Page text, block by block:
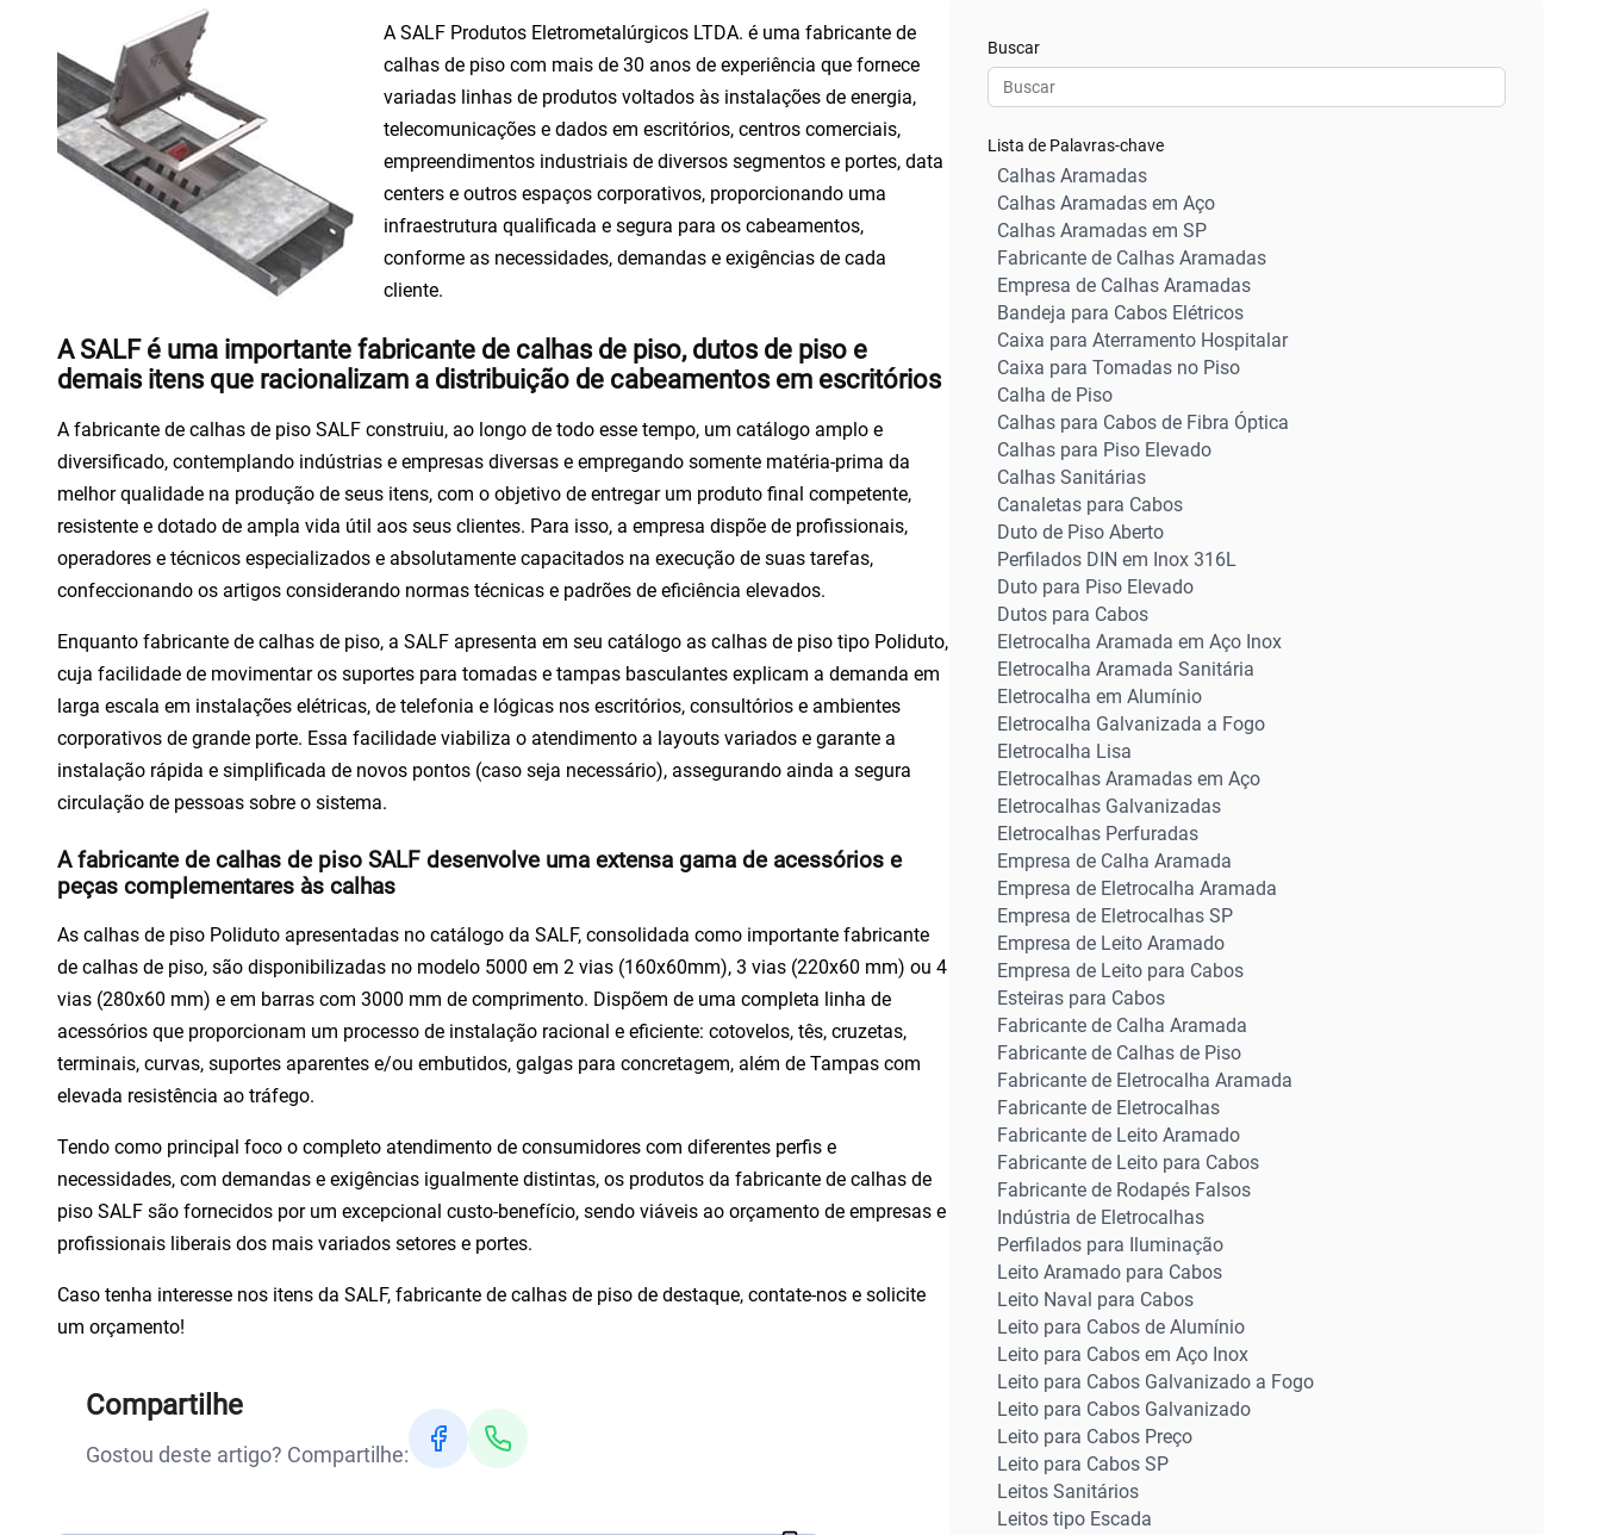
A SALF Produtos Eletrometalúrgicos LTDA. é uma fabricante de
calhas de piso com mais de 30 anos de experiência que fornece
variadas linhas de produtos voltados às instalações de energia,
telecomunicações e dados em escritórios, centros comerciais,
empreendimentos industriais de diversos segmentos e portes, data
centers e outros espaços corporativos, proporcionando uma
infraestrutura qualificada e segura para os cabeamentos,
conforme as necessidades, demandas e exigências de cada
cliente.
A SALF é uma importante fabricante de calhas de piso, dutos de piso e
demais itens que racionalizam a distribuição de cabeamentos em escritórios
A fabricante de calhas de piso SALF construiu, ao longo de todo esse tempo, um catálogo amplo e
diversificado, contemplando indústrias e empresas diversas e empregando somente matéria-prima da
melhor qualidade na produção de seus itens, com o objetivo de entregar um produto final competente,
resistente e dotado de ampla vida útil aos seus clientes. Para isso, a empresa dispõe de profissionais,
operadores e técnicos especializados e absolutamente capacitados na execução de suas tarefas,
confeccionando os artigos considerando normas técnicas e padrões de eficiência elevados.
Enquanto fabricante de calhas de piso, a SALF apresenta em seu catálogo as calhas de piso tipo Poliduto,
cuja facilidade de movimentar os suportes para tomadas e tampas basculantes explicam a demanda em
larga escala em instalações elétricas, de telefonia e lógicas nos escritórios, consultórios e ambientes
corporativos de grande porte. Essa facilidade viabiliza o atendimento a layouts variados e garante a
instalação rápida e simplificada de novos pontos (caso seja necessário), assegurando ainda a segura
circulação de pessoas sobre o sistema.
A fabricante de calhas de piso SALF desenvolve uma extensa gama de acessórios e
peças complementares às calhas
As calhas de piso Poliduto apresentadas no catálogo da SALF, consolidada como importante fabricante
de calhas de piso, são disponibilizadas no modelo 5000 em 2 vias (160x60mm), 3 vias (220x60 mm) ou 4
vias (280x60 mm) e em barras com 3000 mm de comprimento. Dispõem de uma completa linha de
acessórios que proporcionam um processo de instalação racional e eficiente: cotovelos, tês, cruzetas,
terminais, curvas, suportes aparentes e/ou embutidos, galgas para concretagem, além de Tampas com
elevada resistência ao tráfego.
Tendo como principal foco o completo atendimento de consumidores com diferentes perfis e
necessidades, com demandas e exigências igualmente distintas, os produtos da fabricante de calhas de
piso SALF são fornecidos por um excepcional custo-benefício, sendo viáveis ao orçamento de empresas e
profissionais liberais dos mais variados setores e portes.
Caso tenha interesse nos itens da SALF, fabricante de calhas de piso de destaque, contate-nos e solicite
um orçamento!
Compartilhe
Gostou deste artigo? Compartilhe:
Buscar
Lista de Palavras-chave
Calhas Aramadas
Calhas Aramadas em Aço
Calhas Aramadas em SP
Fabricante de Calhas Aramadas
Empresa de Calhas Aramadas
Bandeja para Cabos Elétricos
Caixa para Aterramento Hospitalar
Caixa para Tomadas no Piso
Calha de Piso
Calhas para Cabos de Fibra Óptica
Calhas para Piso Elevado
Calhas Sanitárias
Canaletas para Cabos
Duto de Piso Aberto
Perfilados DIN em Inox 316L
Duto para Piso Elevado
Dutos para Cabos
Eletrocalha Aramada em Aço Inox
Eletrocalha Aramada Sanitária
Eletrocalha em Alumínio
Eletrocalha Galvanizada a Fogo
Eletrocalha Lisa
Eletrocalhas Aramadas em Aço
Eletrocalhas Galvanizadas
Eletrocalhas Perfuradas
Empresa de Calha Aramada
Empresa de Eletrocalha Aramada
Empresa de Eletrocalhas SP
Empresa de Leito Aramado
Empresa de Leito para Cabos
Esteiras para Cabos
Fabricante de Calha Aramada
Fabricante de Calhas de Piso
Fabricante de Eletrocalha Aramada
Fabricante de Eletrocalhas
Fabricante de Leito Aramado
Fabricante de Leito para Cabos
Fabricante de Rodapés Falsos
Indústria de Eletrocalhas
Perfilados para Iluminação
Leito Aramado para Cabos
Leito Naval para Cabos
Leito para Cabos de Alumínio
Leito para Cabos em Aço Inox
Leito para Cabos Galvanizado a Fogo
Leito para Cabos Galvanizado
Leito para Cabos Preço
Leito para Cabos SP
Leitos Sanitários
Leitos tipo Escada